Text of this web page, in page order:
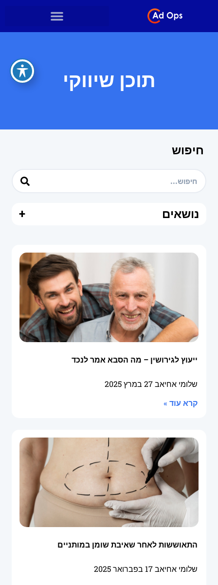
תוכן שיווקי
חיפוש
נושאים +
ייעוץ לגירושין – מה הסבא אמר לנכד
שלומי אחיאב27 במרץ 2025
קרא עוד »
התאוששות לאחר שאיבת שומן במותניים
שלומי אחיאב17 בפברואר 2025